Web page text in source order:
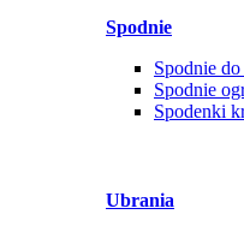
Spodnie
Spodnie do
Spodnie
Spodenki
Ubrania